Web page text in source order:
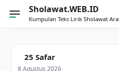
Sholawat.WEB.ID
Kumpulan Teks Lirik Sholawat
25 Safar
8 Agustus 2026